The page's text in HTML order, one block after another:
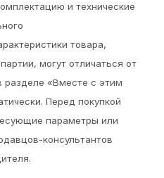
и технические
товара,
могут отличаться от
разделе «Вместе с этим
Перед покупкой
параметры или
консультантов